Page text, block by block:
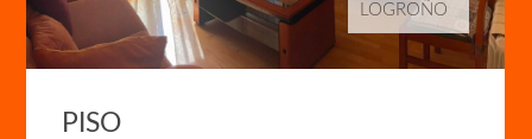
LOGROÑO
PISO